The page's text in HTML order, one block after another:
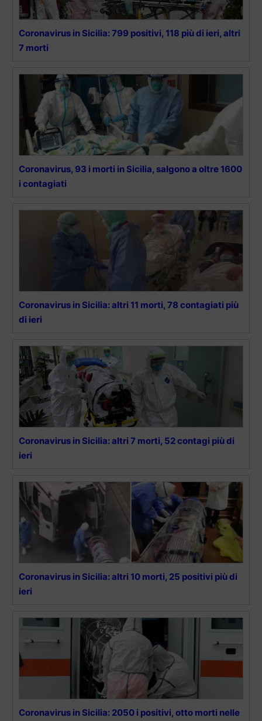
Coronavirus in Sicilia: 799 positivi, 118 più di ieri, altri
7 morti
Coronavirus, 93 i morti in Sicilia, salgono a oltre 1600
i contagiati
Coronavirus in Sicilia: altri 11 morti, 78 contagiati più
di ieri
Coronavirus in Sicilia: altri 7 morti, 52 contagi più di
ieri
Coronavirus in Sicilia: altri 10 morti, 25 positivi più di
ieri
Coronavirus in Sicilia: 2050 i positivi, otto morti nelle